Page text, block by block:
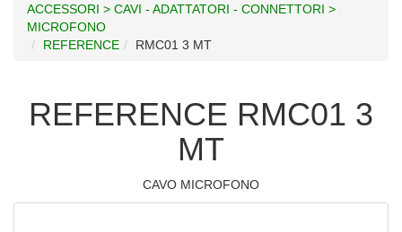
ACCESSORI > CAVI - ADATTATORI - CONNETTORI >
MICROFONO
REFERENCE
RMC01 3 MT
REFERENCE RMC01 3
MT
CAVO MICROFONO